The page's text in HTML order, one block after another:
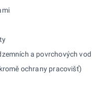
a povrchových vod
ochrany pracovišť)